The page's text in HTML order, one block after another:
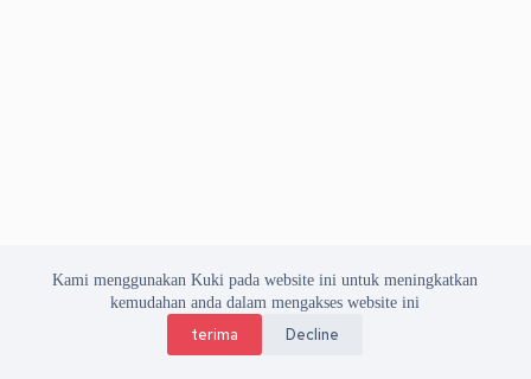
Kami menggunakan Kuki pada website ini untuk meningkatkan
kemudahan anda dalam mengakses website ini
terima Decline